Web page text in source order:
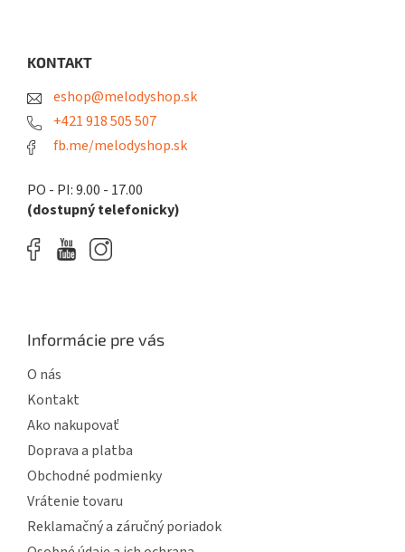
KONTAKT
eshop@melodyshop.sk
+421 918 505 507
fb.me/melodyshop.sk
PO - PI: 9.00 - 17.00
(dostupný telefonicky)
Informácie pre vás
O nás
Kontakt
Ako nakupovať
Doprava a platba
Obchodné podmienky
Vrátenie tovaru
Reklamačný a záručný poriadok